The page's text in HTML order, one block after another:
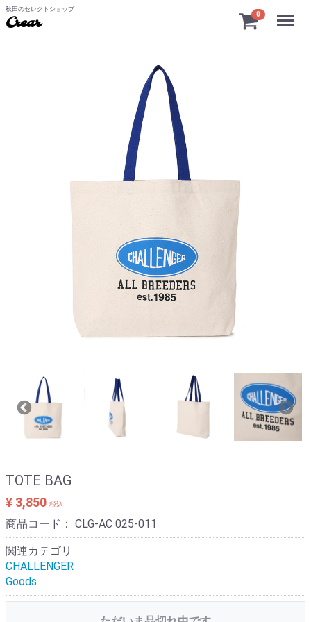
秋田のセレクトショップ
Crear
0 Menu
TOTE BAG
¥ 3,850 税込
商品コード： CLG-AC 025-011
関連カテゴリ
CHALLENGER
Goods